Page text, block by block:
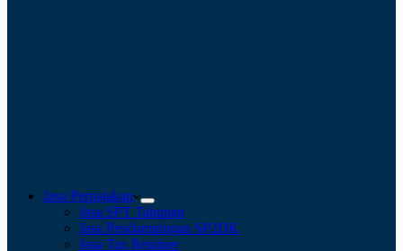
Jasa Perpajakan
Jasa SPT Tahunan
Jasa Pendampingan SP2DK
Jasa Tax Retainer